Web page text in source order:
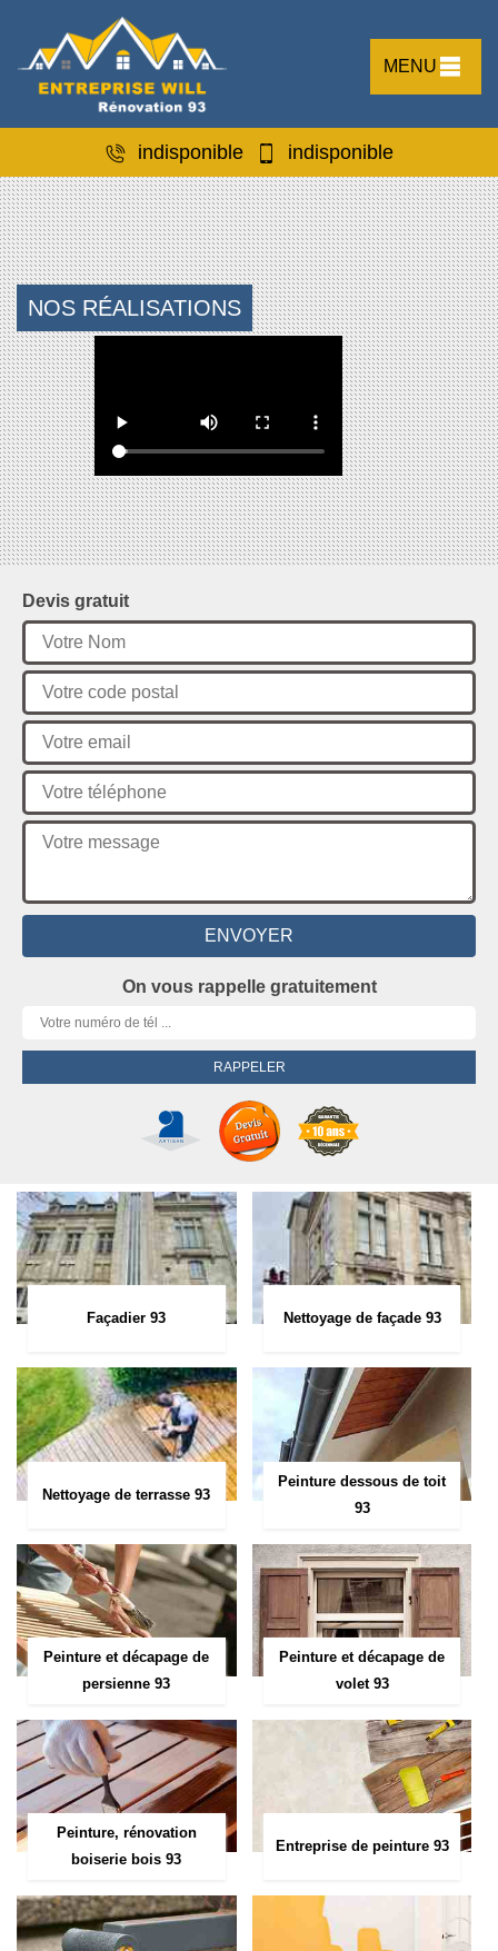
MENU
indisponible indisponible
NOS RÉALISATIONS
Devis gratuit
On vous rappelle gratuitement
Façadier 93 Nettoyage de façade 93
Nettoyage de terrasse 93
Peinture dessous de toit
93
Peinture et décapage de
persienne 93
Peinture et décapage de
volet 93
Peinture, rénovation
boiserie bois 93
Entreprise de peinture 93